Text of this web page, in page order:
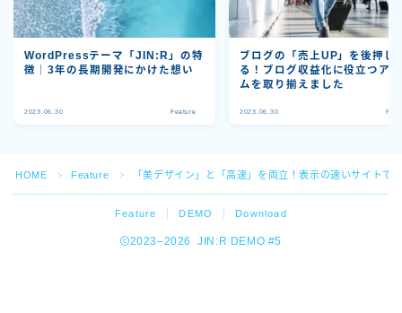
WordPressテーマ「JIN:R」の特
徴｜3年の長期開発にかけた想い
2023.06.30 Feature
ブログの「売上UP」を後押し
る！ブログ収益化に役立つア
ムを取り揃えました
2023.06.30
HOME ＞ Feature ＞ 「美デザイン」と「高速」を両立！表示の速いサイトで
Feature DEMO Download
2023–2026 JIN:R DEMO #5